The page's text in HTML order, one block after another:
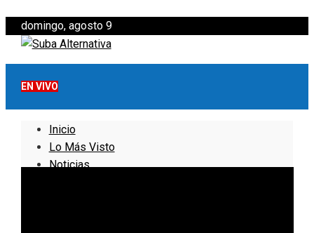
domingo, agosto 9
EN VIVO
Inicio
Lo Más Visto
Noticias